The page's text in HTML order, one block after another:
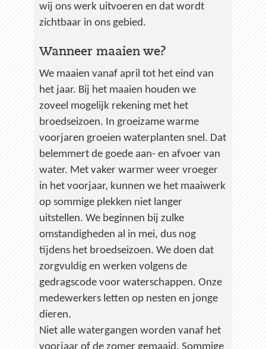
wij ons werk uitvoeren en dat wordt
zichtbaar in ons gebied.
Wanneer maaien we?
We maaien vanaf april tot het eind van
het jaar. Bij het maaien houden we
zoveel mogelijk rekening met het
broedseizoen. In groeizame warme
voorjaren groeien waterplanten snel. Dat
belemmert de goede aan- en afvoer van
water. Met vaker warmer weer vroeger
in het voorjaar, kunnen we het maaiwerk
op sommige plekken niet langer
uitstellen. We beginnen bij zulke
omstandigheden al in mei, dus nog
tijdens het broedseizoen. We doen dat
zorgvuldig en werken volgens de
gedragscode voor waterschappen. Onze
medewerkers letten op nesten en jonge
dieren.
Niet alle watergangen worden vanaf het